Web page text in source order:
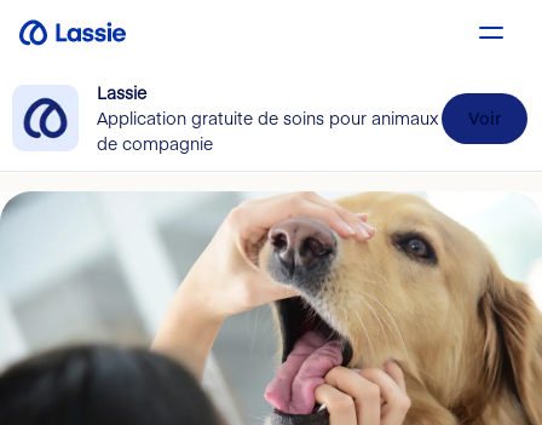
Lassie
Application gratuite de soins pour animaux
de compagnie
Voir